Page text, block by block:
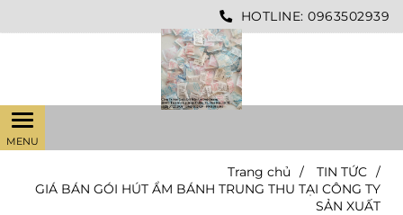
HOTLINE: 0963502939
Trang chủ / TIN TỨC /
GIÁ BÁN GÓI HÚT ẨM BÁNH TRUNG THU TẠI CÔNG TY
SẢN XUẤT